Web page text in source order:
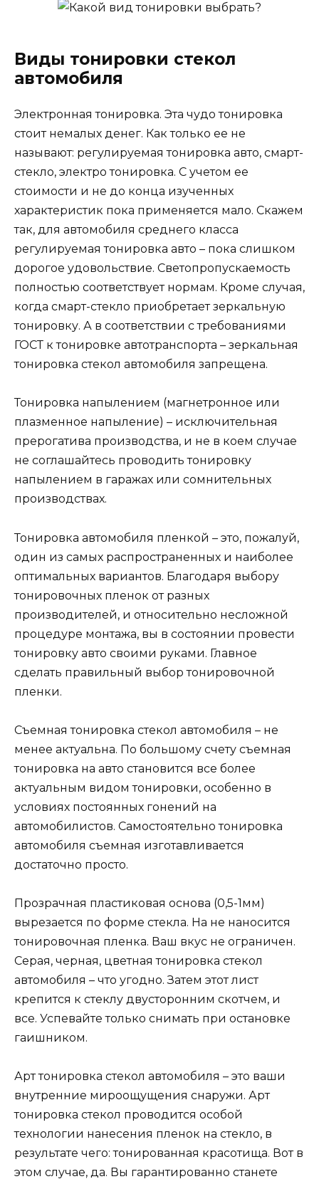
Виды тонировки стекол
автомобиля
Электронная тонировка. Эта чудо тонировка
стоит немалых денег. Как только ее не
называют: регулируемая тонировка авто, смарт-
стекло, электро тонировка. С учетом ее
стоимости и не до конца изученных
характеристик пока применяется мало. Скажем
так, для автомобиля среднего класса
регулируемая тонировка авто – пока слишком
дорогое удовольствие. Светопропускаемость
полностью соответствует нормам. Кроме случая,
когда смарт-стекло приобретает зеркальную
тонировку. А в соответствии с требованиями
ГОСТ к тонировке автотранспорта – зеркальная
тонировка стекол автомобиля запрещена.
Тонировка напылением (магнетронное или
плазменное напыление) – исключительная
прерогатива производства, и не в коем случае
не соглашайтесь проводить тонировку
напылением в гаражах или сомнительных
производствах.
Тонировка автомобиля пленкой – это, пожалуй,
один из самых распространенных и наиболее
оптимальных вариантов. Благодаря выбору
тонировочных пленок от разных
производителей, и относительно несложной
процедуре монтажа, вы в состоянии провести
тонировку авто своими руками. Главное
сделать правильный выбор тонировочной
пленки.
Съемная тонировка стекол автомобиля – не
менее актуальна. По большому счету съемная
тонировка на авто становится все более
актуальным видом тонировки, особенно в
условиях постоянных гонений на
автомобилистов. Самостоятельно тонировка
автомобиля съемная изготавливается
достаточно просто.
Прозрачная пластиковая основа (0,5-1мм)
вырезается по форме стекла. На не наносится
тонировочная пленка. Ваш вкус не ограничен.
Серая, черная, цветная тонировка стекол
автомобиля – что угодно. Затем этот лист
крепится к стеклу двусторонним скотчем, и
все. Успевайте только снимать при остановке
гаишником.
Арт тонировка стекол автомобиля – это ваши
внутренние мироощущения снаружи. Арт
тонировка стекол проводится особой
технологии нанесения пленок на стекло, в
результате чего: тонированная красотища. Вот в
этом случае, да. Вы гарантированно станете